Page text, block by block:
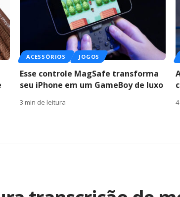
ACESSÓRIOS JOGOS
Esse controle MagSafe transforma
seu iPhone em um GameBoy de luxo
3 min de leitura